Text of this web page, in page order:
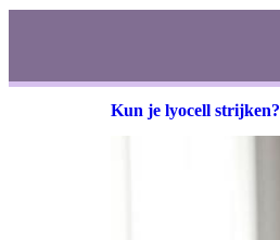
Kun je lyocell strijken?